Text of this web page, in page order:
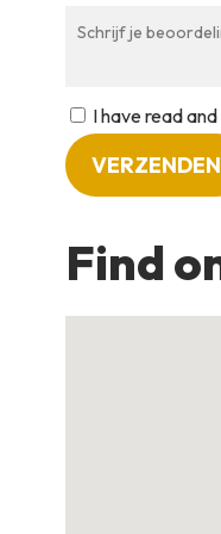
I have read
Find